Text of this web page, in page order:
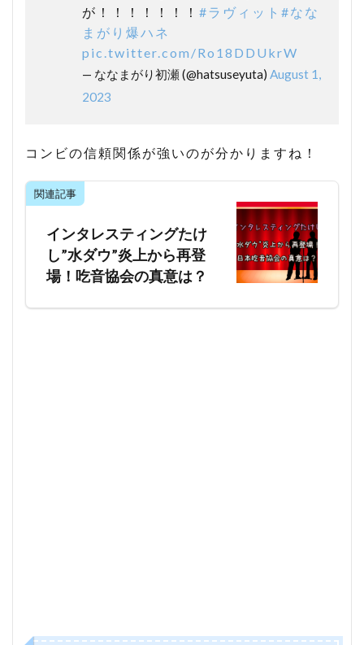
が！！！！！！！ #ラヴィット #なな
まがり爆ハネ
pic.twitter.com/Ro18DDUkrW
— ななまがり初瀬 (@hatsuseyuta) August 1,
2023
コンビの信頼関係が強いのが分かりますね！
関連記事
インタレスティングたけ
し”水ダウ”炎上から再登
場！吃音協会の真意は？